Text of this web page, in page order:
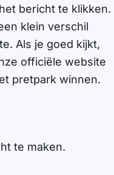
bericht te klikken.
klein verschil
Als je goed kijkt,
officiële website
pretpark winnen.
te maken.